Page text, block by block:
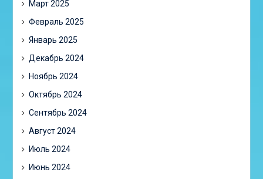
Март 2025
Февраль 2025
Январь 2025
Декабрь 2024
Ноябрь 2024
Октябрь 2024
Сентябрь 2024
Август 2024
Июль 2024
Июнь 2024